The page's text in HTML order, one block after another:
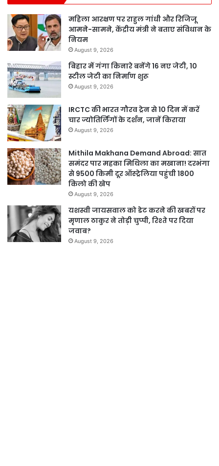
महिला आरक्षण पर राहुल गांधी और रिजिजू
आमने-सामने, केंद्रीय मंत्री ने बताए संविधान के
नियम
August 9, 2026
बिहार में गंगा किनारे बनेंगे 16 नए जेटी, 10
स्टील जेटी का निर्माण शुरू
August 9, 2026
IRCTC की भारत गौरव ट्रेन से 10 दिन में करें
चार ज्योतिर्लिंगों के दर्शन, जानें किराया
August 9, 2026
Mithila Makhana Demand Abroad: सात
समंदर पार महका मिथिला का मखाना! दरभंगा
से 9500 किमी दूर ऑस्ट्रेलिया पहुंची 1800
किलो की खेप
August 9, 2026
यशस्वी जायसवाल को डेट करने की खबरों पर
मृणाल ठाकुर ने तोड़ी चुप्पी, रिश्ते पर दिया
जवाब?
August 9, 2026